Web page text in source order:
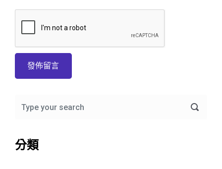
分類